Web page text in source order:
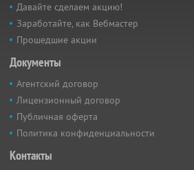
Давайте сделаем акцию!
Заработайте, как Вебмастер
Прошедшие акции
Документы
Агентский договор
Лицензионный договор
Публичная оферта
Политика конфиденциальности
Контакты